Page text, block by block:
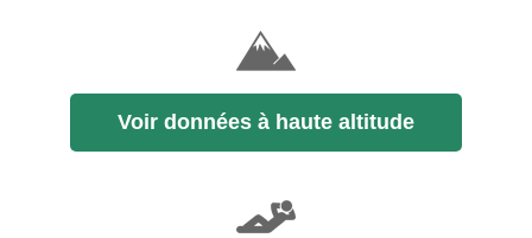
Voir données à haute altitude